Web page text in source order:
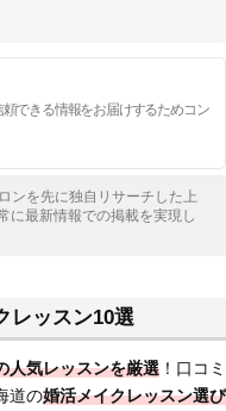
できる情報をお届けするためコン
ンを先に独自リサーチした上
に最新情報での掲載を実現し
レッスン10選
人気レッスンを厳選 ！口コミ
道の婚活メイクレッスン選び